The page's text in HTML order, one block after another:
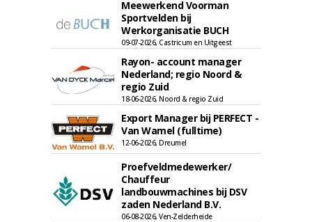
Meewerkend Voorman
Sportvelden bij
Werkorganisatie BUCH
09-07-2026, Castricum en Uitgeest
Rayon- account manager
Nederland; regio Noord &
regio Zuid
18-06-2026, Noord & regio Zuid
Export Manager bij PERFECT -
Van Wamel (fulltime)
12-06-2026, Dreumel
Proefveldmedewerker/
Chauffeur
landbouwmachines bij DSV
zaden Nederland B.V.
06-08-2026, Ven-Zelderheide